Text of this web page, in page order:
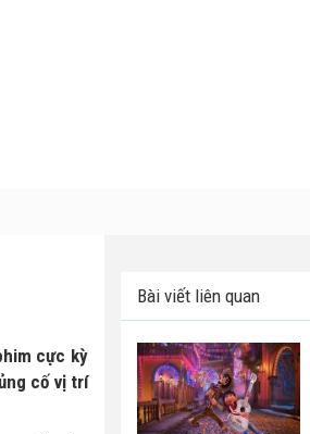
cực kỳ
cố vị trí
Bài viết liên quan